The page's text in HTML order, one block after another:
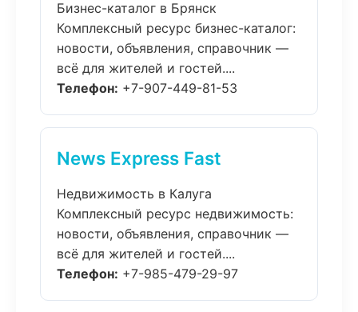
Бизнес-каталог в Брянск
Комплексный ресурс бизнес-каталог:
новости, объявления, справочник —
всё для жителей и гостей....
Телефон: +7-907-449-81-53
News Express Fast
Недвижимость в Калуга
Комплексный ресурс недвижимость:
новости, объявления, справочник —
всё для жителей и гостей....
Телефон: +7-985-479-29-97